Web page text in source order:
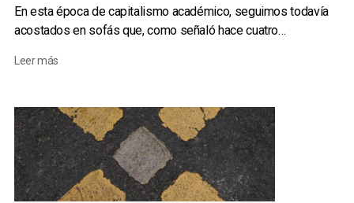
En esta época de capitalismo académico, seguimos todavía
acostados en sofás que, como señaló hace cuatro…
Leer más